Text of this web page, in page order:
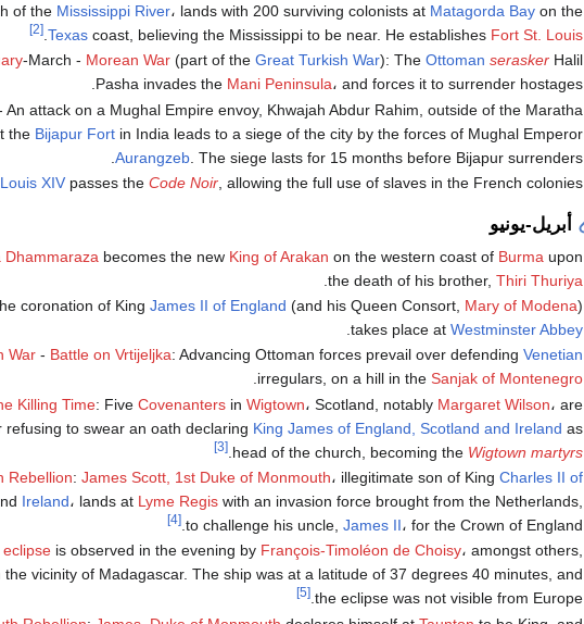
of the Mississippi River، lands with 200 surviving colonists at Matagorda Bayon the
Texascoast, believing the Mississippi to be near. He establishes Fort St. Louis
.
[2]
-March - Morean War(part of the Great Turkish War): The Ottoman seraskerHalil
Pasha invades the Mani Peninsula، and forces it to surrender hostages.
An attack on a Mughal Empire envoy, Khwajah Abdur Rahim, outside of the Maratha
the Bijapur Fortin India leads to a siege of the city by the forces of Mughal Emperor
Aurangzeb. The siege lasts for 15 months before Bijapur surrenders.
Louis XIVpasses the Code Noir, allowing the full use of slaves in the French colonies.
أبريل-يونيو
Dhammaraza becomes the new King of Arakan on the western coast of Burma upon
the death of his brother, Thiri Thuriya
coronation of King James II of England (and his Queen Consort, Mary of Modena)
takes place at Westminster Abbey
War- Battle on Vrtijeljka: Advancing Ottoman forces prevail over defending Venetian
irregulars, on a hill in the Sanjak of Montenegro
.
Killing Time: Five Covenantersin Wigtown، Scotland, notably Margaret Wilson، are
refusing to swear an oath declaring King James of England, Scotland and Ireland as
head of the church, becoming the Wigtown martyrs
.
[3]
Rebellion: James Scott, 1st Duke of Monmouth، illegitimate son of King Charles II of
Ireland، lands at Lyme Regiswith an invasion force brought from the Netherlands,
to challenge his uncle, James II، for the Crown of England. [4]
is observed in the evening by François-Timoléon de Choisy، amongst others,
vicinity of Madagascar. The ship was at a latitude of 37 degrees 40 minutes, and
the eclipse was not visible from Europe.
[5]